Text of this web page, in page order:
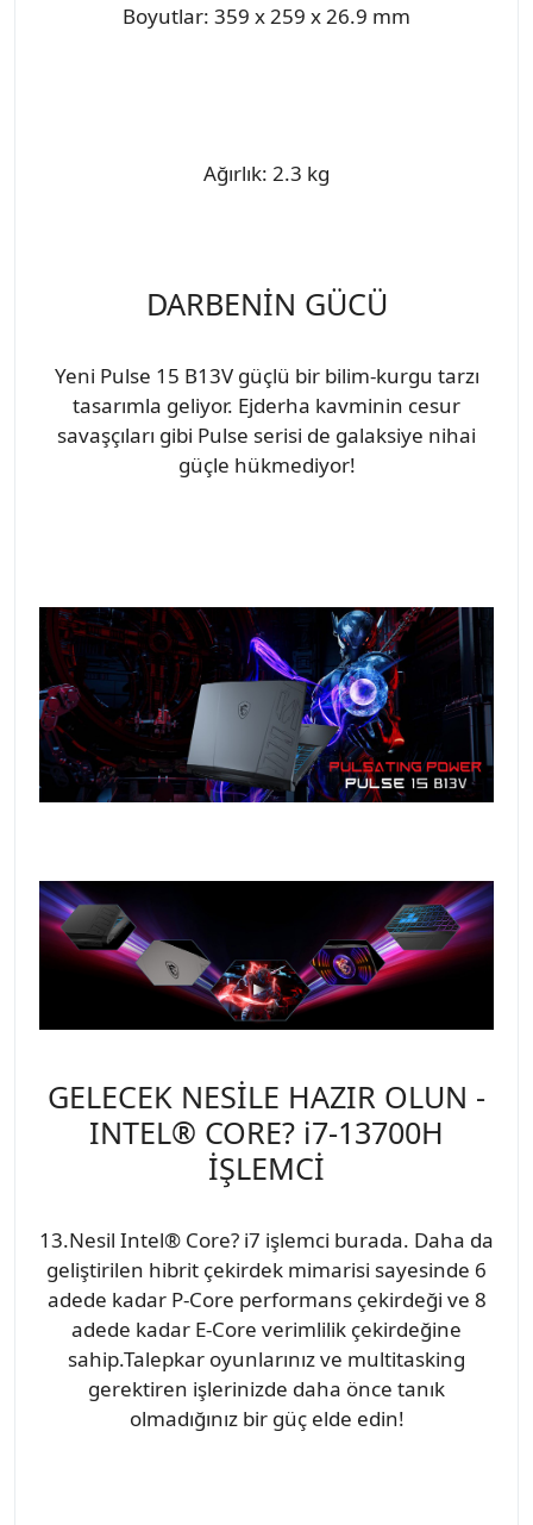
Boyutlar: 359 x 259 x 26.9 mm
Ağırlık: 2.3 kg
DARBENİN GÜCÜ
Yeni Pulse 15 B13V güçlü bir bilim-kurgu tarzı
tasarımla geliyor. Ejderha kavminin cesur
savaşçıları gibi Pulse serisi de galaksiye nihai
güçle hükmediyor!
GELECEK NESİLE HAZIR OLUN -
INTEL® CORE? i7-13700H
İŞLEMCİ
13.Nesil Intel® Core? i7 işlemci burada. Daha da
geliştirilen hibrit çekirdek mimarisi sayesinde 6
adede kadar P-Core performans çekirdeği ve 8
adede kadar E-Core verimlilik çekirdeğine
sahip.Talepkar oyunlarınız ve multitasking
gerektiren işlerinizde daha önce tanık
olmadığınız bir güç elde edin!